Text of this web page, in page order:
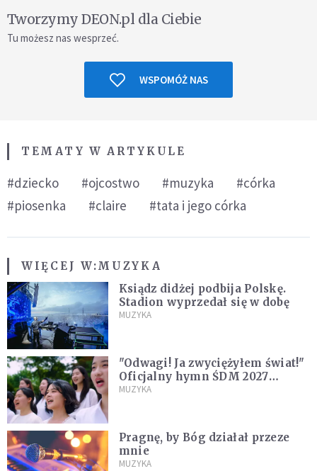
Tworzymy DEON.pl dla Ciebie
Tu możesz nas wesprzeć.
WSPOMÓŻ NAS
TEMATY W ARTYKULE
#dziecko #ojcostwo #muzyka
#córka
#piosenka
#claire #tata i jego córka
WIĘCEJ W:MUZYKA
Ksiądz didżej podbija Polskę.
Stadion wyprzedał się w dobę
MUZYKA
"Odwagi! Ja zwyciężyłem świat!"
Oficjalny hymn ŚDM 2027
zaprezentowany
MUZYKA
Pragnę, by Bóg działał przeze
mnie
MUZYKA